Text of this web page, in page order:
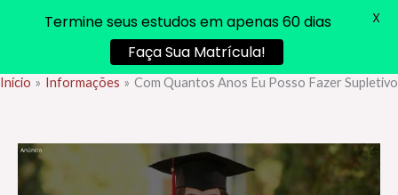
Ir
conteúdo
Início Informações Com Quantos Anos Eu Posso Fazer Supletivo
Termine seus estudos em apenas 60 dias
Faça Sua Matrícula!
X